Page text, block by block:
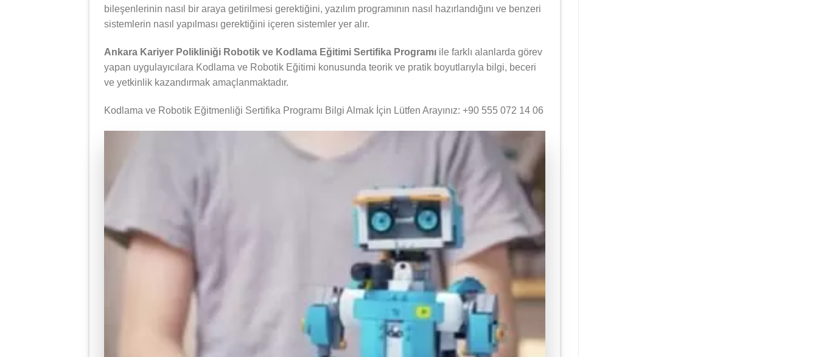
bileşenlerinin nasıl bir araya getirilmesi gerektiğini, yazılım programının nasıl hazırlandığını ve benzeri
sistemlerin nasıl yapılması gerektiğini içeren sistemler yer alır.
Ankara Kariyer Polikliniği Robotik ve Kodlama Eğitimi Sertifika Programı ile farklı alanlarda görev
yapan uygulayıcılara Kodlama ve Robotik Eğitimi konusunda teorik ve pratik boyutlarıyla bilgi, beceri
ve yetkinlik kazandırmak amaçlanmaktadır.
Kodlama ve Robotik Eğitmenliği Sertifika Programı Bilgi Almak İçin Lütfen Arayınız: +90 555 072 14 06